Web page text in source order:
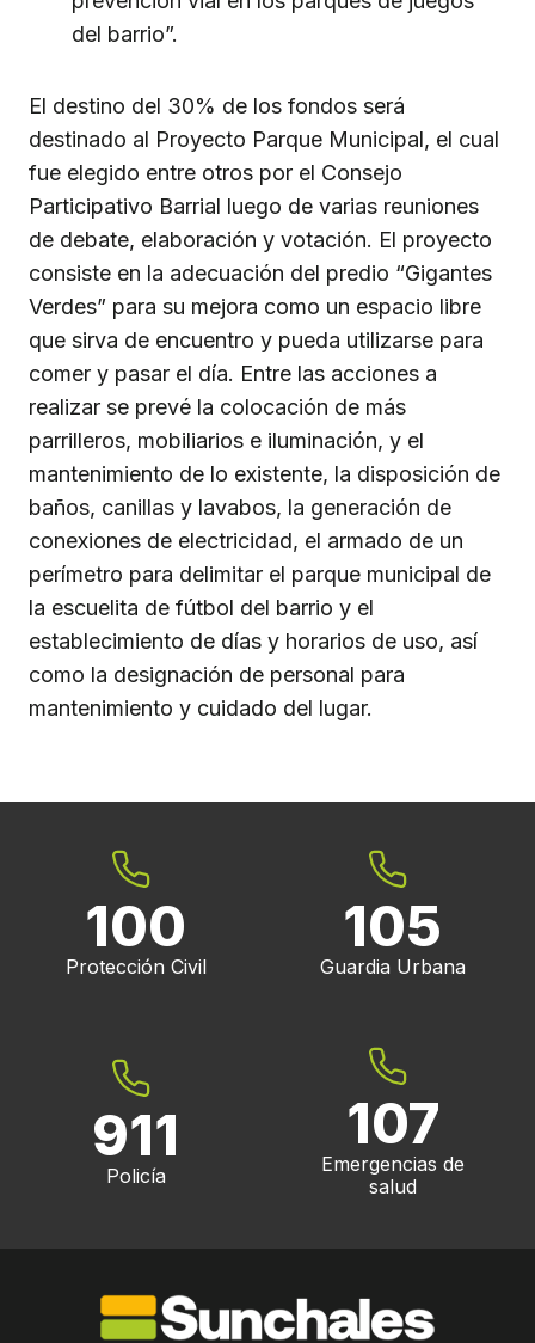
del barrio”.
El destino del 30% de los fondos será
destinado al Proyecto Parque Municipal, el cual
fue elegido entre otros por el Consejo
Participativo Barrial luego de varias reuniones
de debate, elaboración y votación. El proyecto
consiste en la adecuación del predio “Gigantes
Verdes” para su mejora como un espacio libre
que sirva de encuentro y pueda utilizarse para
comer y pasar el día. Entre las acciones a
realizar se prevé la colocación de más
parrilleros, mobiliarios e iluminación, y el
mantenimiento de lo existente, la disposición de
baños, canillas y lavabos, la generación de
conexiones de electricidad, el armado de un
perímetro para delimitar el parque municipal de
la escuelita de fútbol del barrio y el
establecimiento de días y horarios de uso, así
como la designación de personal para
mantenimiento y cuidado del lugar.
100
Protección Civil
105
Guardia Urbana
911
Policía
107
Emergencias de
salud